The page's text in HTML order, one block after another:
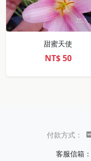
甜蜜天使
NT$50
付款方式：
客服信箱：